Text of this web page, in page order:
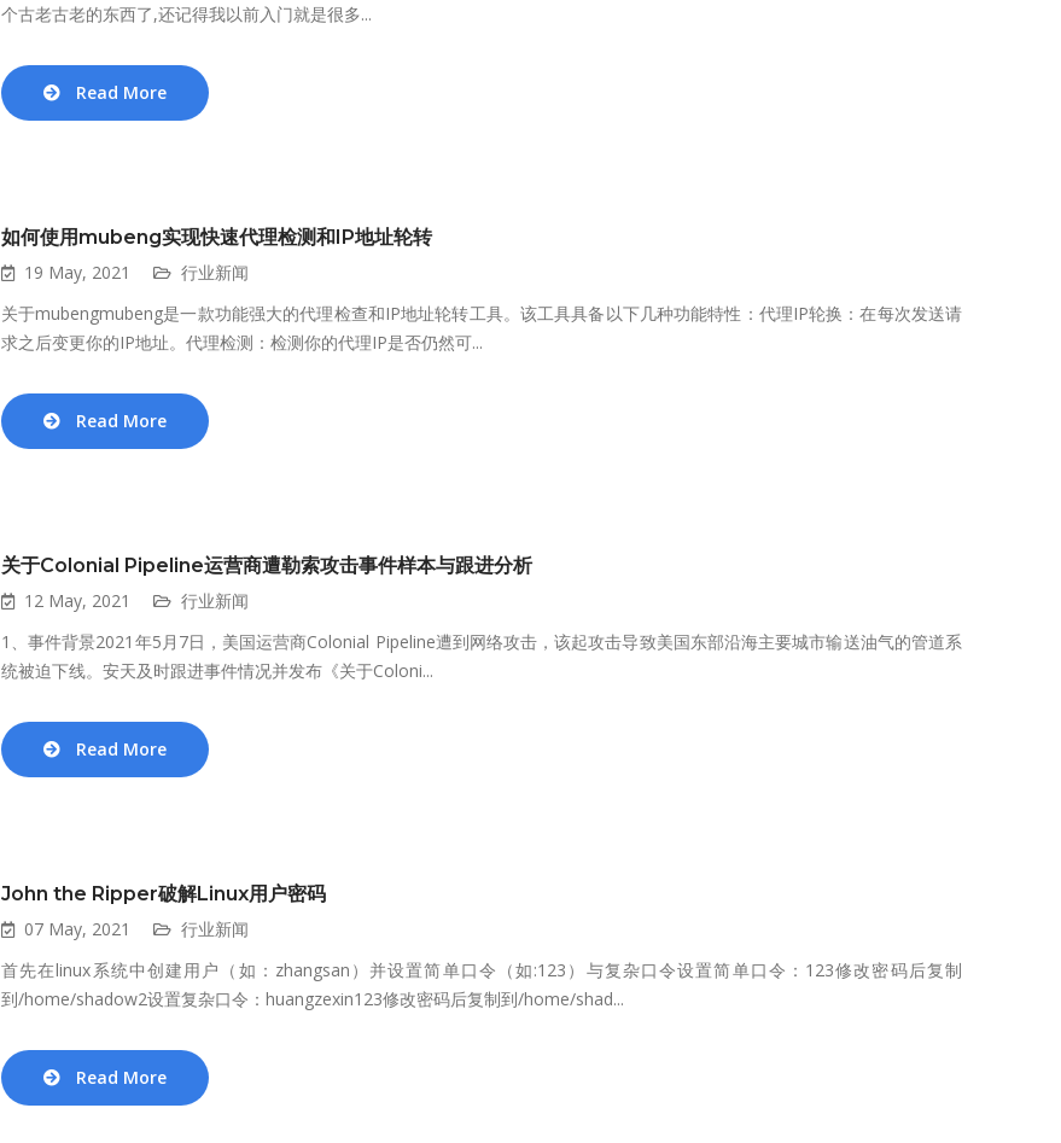
个古老古老的东西了,还记得我以前入门就是很多...
Read More
如何使用mubeng实现快速代理检测和IP地址轮转
19 May, 2021
行业新闻
关于mubengmubeng是一款功能强大的代理检查和IP地址轮转工具。该工具具备以下几种功能特性：代理IP轮换：在每次发送请
求之后变更你的IP地址。代理检测：检测你的代理IP是否仍然可...
Read More
关于Colonial Pipeline运营商遭勒索攻击事件样本与跟进分析
12 May, 2021
行业新闻
1、事件背景2021年5月7日，美国运营商Colonial Pipeline遭到网络攻击，该起攻击导致美国东部沿海主要城市输送油气的管道系
统被迫下线。安天及时跟进事件情况并发布《关于Coloni...
Read More
John the Ripper破解Linux用户密码
07 May, 2021
行业新闻
首先在linux系统中创建用户（如：zhangsan）并设置简单口令（如:123）与复杂口令设置简单口令：123修改密码后复制
到/home/shadow2设置复杂口令：huangzexin123修改密码后复制到/home/shad...
Read More